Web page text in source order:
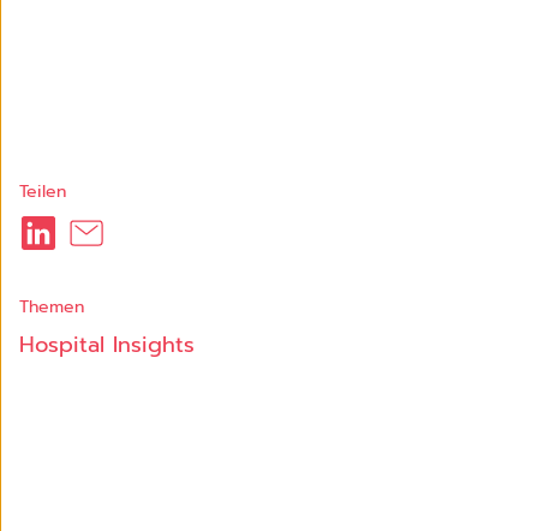
Teilen
Themen
Hospital Insights